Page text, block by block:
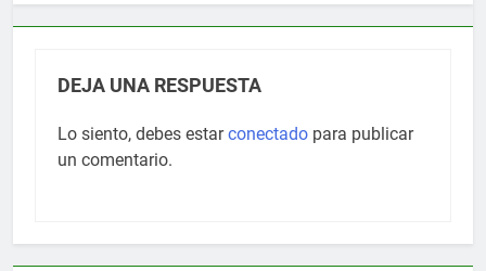
DEJA UNA RESPUESTA
Lo siento, debes estarconectado para publicar
un comentario.